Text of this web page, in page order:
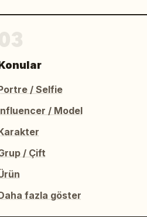
/ Selfie
/ Model
/ Çift
fazla göster